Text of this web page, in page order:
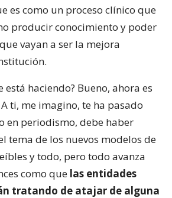
es como un proceso clínico que
producir conocimiento y poder
vayan a ser la mejora
está haciendo? Bueno, ahora es
ti, me imagino, te ha pasado
en periodismo, debe haber
tema de los nuevos modelos de
y todo, pero todo avanza
como que las entidades
tratando de atajar de alguna